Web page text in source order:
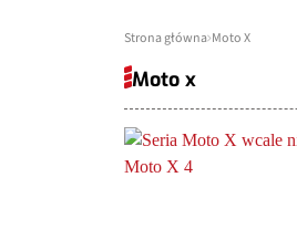
Strona główna Moto X
Moto x